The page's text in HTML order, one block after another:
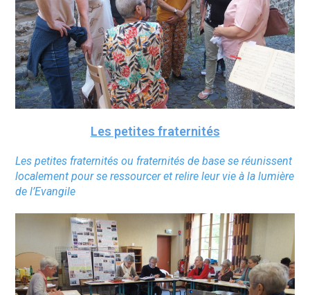
Les petites fraternités
Les petites fraternités ou fraternités de base se réunissent
localement pour se ressourcer et relire leur vie à la lumière
de l’Evangile